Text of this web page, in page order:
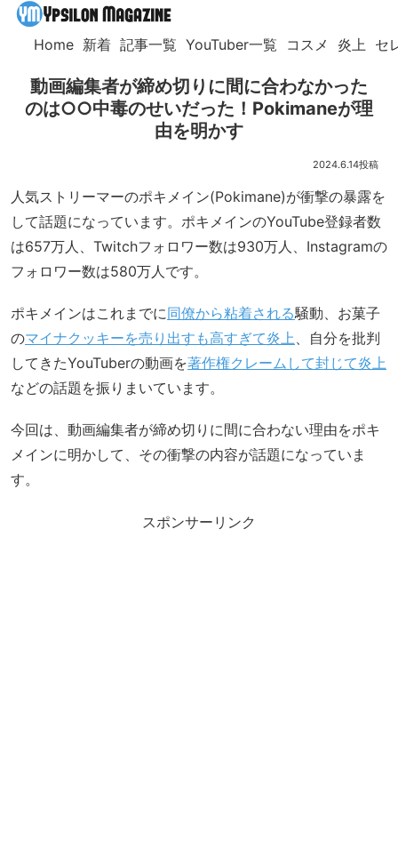
Home 新着 記事一覧 YouTuber一覧 コスメ 炎上 セ
動画編集者が締め切りに間に合わなかった
のは○○中毒のせいだった！Pokimaneが理
由を明かす
2024.6.14
人気ストリーマーのポキメイン(Pokimane)が衝撃の暴露を
して話題になっています。ポキメインのYouTube登録者数
は657万人、Twitchフォロワー数は930万人、Instagramの
フォロワー数は580万人です。
ポキメインはこれまでに同僚から粘着される騒動、お菓子
のマイナクッキーを売り出すも高すぎて炎上、自分を批判
してきたYouTuberの動画を著作権クレームして封じて炎上
などの話題を振りまいています。
今回は、動画編集者が締め切りに間に合わない理由をポキ
メインに明かして、その衝撃の内容が話題になっていま
す。
スポンサーリンク